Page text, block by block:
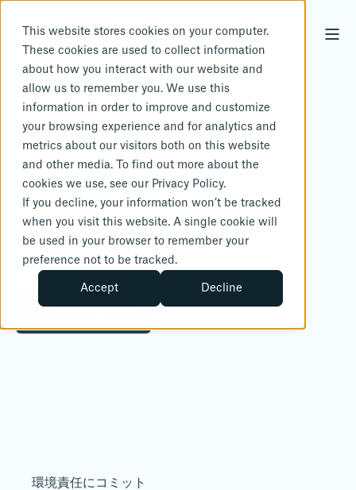
This website stores cookies on your computer.
These cookies are used to collect information
about how you interact with our website and
allow us to remember you. We use this
information in order to improve and customize
your browsing experience and for analytics and
metrics about our visitors both on this website
and other media. To find out more about the
cookies we use, see our Privacy Policy.
If you decline, your information won’t be tracked
when you visit this website. A single cookie will
be used in your browser to remember your
preference not to be tracked.
Accept Decline
シップリサイクリ
ング監督
人、環境、そしてあなたのビジネスを守ります。
環境責任にコミット